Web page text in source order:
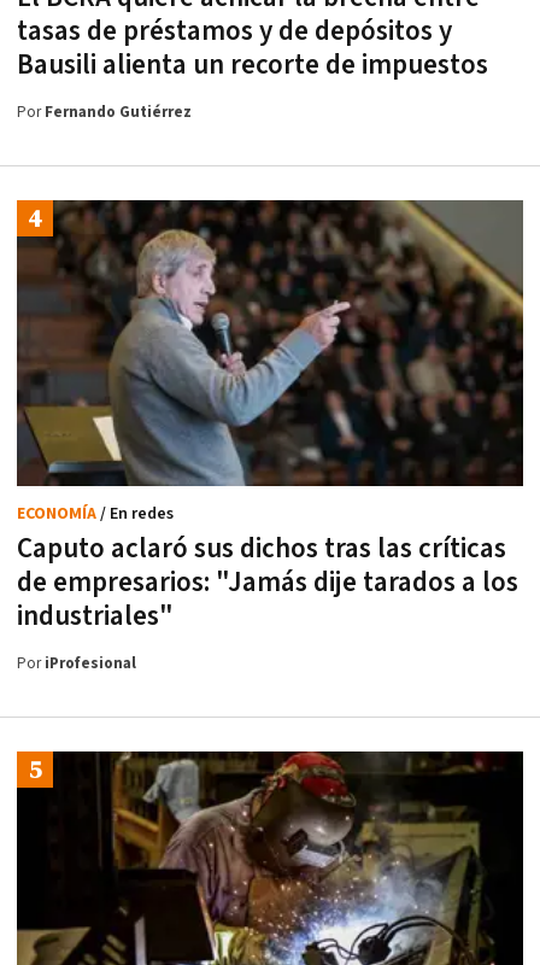
tasas de préstamos y de depósitos y
Bausili alienta un recorte de impuestos
PorFernando Gutiérrez
Caputo aclaró sus dichos tras las críticas
de empresarios: "Jamás dije tarados a los
industriales"
ECONOMÍA/ En redes
PoriProfesional